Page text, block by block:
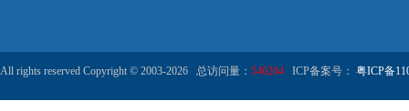
All rights reserved Copyright © 2003-2026 总访问量： 546204 ICP备案号： 粤ICP备